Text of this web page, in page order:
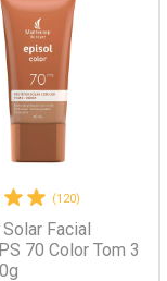
(120)
Facial
70 Color Tom 3